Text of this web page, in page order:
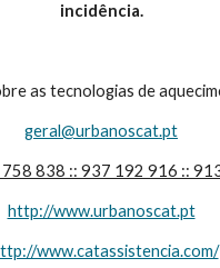
incidência.
as tecnologias de
geral@urbanoscat.pt
758 838 :: 937 192 916 ::
http://www.urbanoscat.pt
http://www.catassistencia.com/